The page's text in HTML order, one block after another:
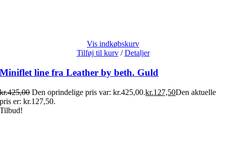
Vis indkøbskurv
Tilføj til kurv / Detaljer
Miniflet line fra Leather by beth. Guld
kr.425,00 Den oprindelige pris var: kr.425,00.kr.127,50Den aktuelle
pris er: kr.127,50.
Tilbud!